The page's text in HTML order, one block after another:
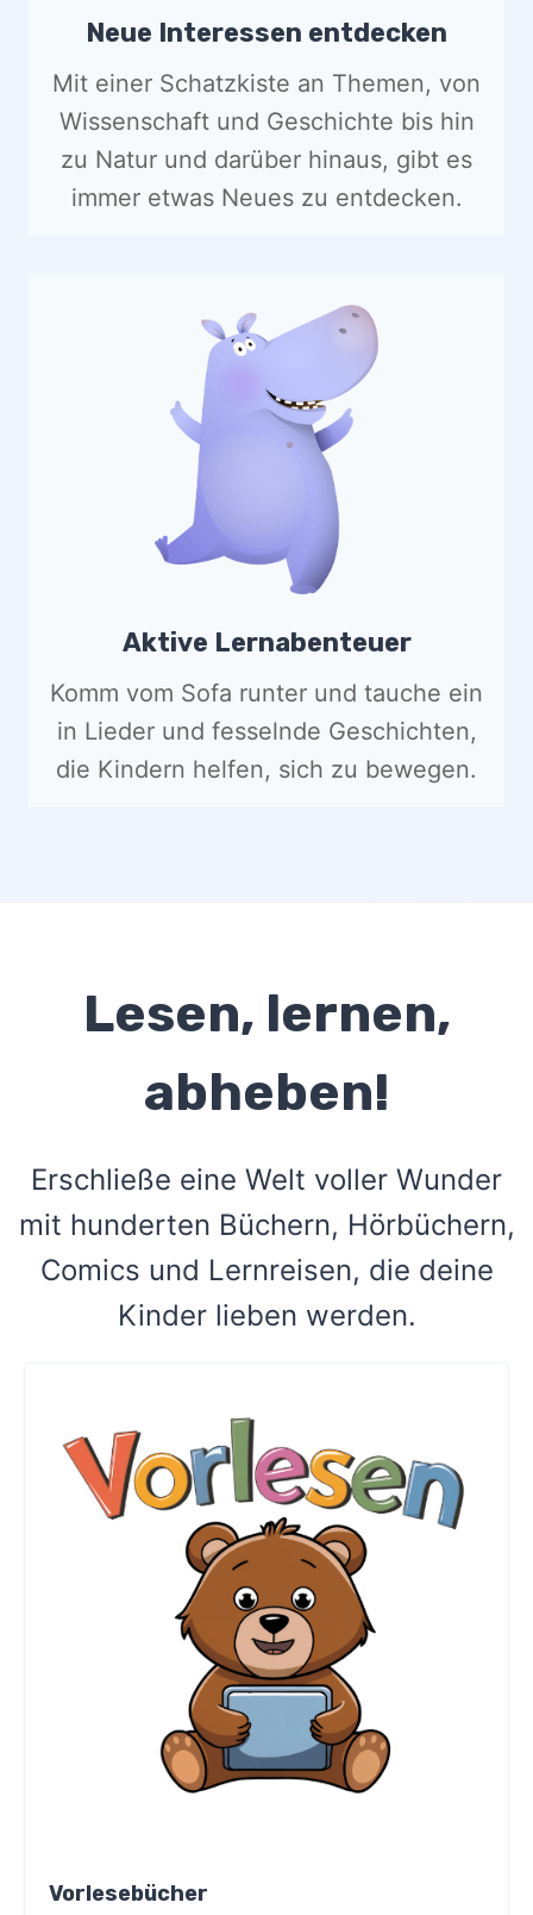
Neue Interessen entdecken
Mit einer Schatzkiste an Themen, von
Wissenschaft und Geschichte bis hin
zu Natur und darüber hinaus, gibt es
immer etwas Neues zu entdecken.
Aktive Lernabenteuer
Komm vom Sofa runter und tauche ein
in Lieder und fesselnde Geschichten,
die Kindern helfen, sich zu bewegen.
Lesen, lernen,
abheben!
Erschließe eine Welt voller Wunder
mit hunderten Büchern, Hörbüchern,
Comics und Lernreisen, die deine
Kinder lieben werden.
Vorlesebücher